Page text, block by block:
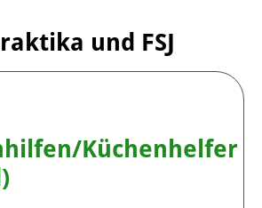
und FSJ
Küchenhelfer